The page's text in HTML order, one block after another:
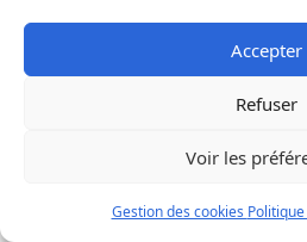
Accepter
Refuser
Voir les
Gestion des cookies